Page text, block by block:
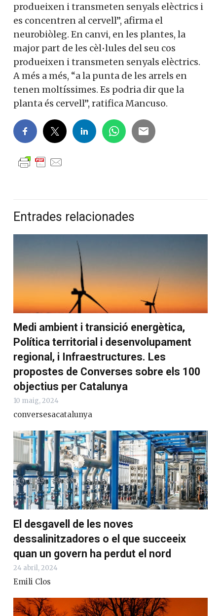
produeixen i transmeten senyals elèctrics i
es concentren al cervell”, afirma el
neurobiòleg. En canvi, en les plantes, la
major part de les cèl•lules del seu cos
produeixen i transmeten senyals elèctrics.
A més a més, “a la punta de les arrels en
tenen moltíssimes. Es podria dir que la
planta és cervell”, ratifica Mancuso.
Entrades relacionades
Medi ambient i transició energètica,
Política territorial i desenvolupament
regional, i Infraestructures. Les
propostes de Converses sobre els 100
objectius per Catalunya
10 maig, 2024
conversesacatalunya
El desgavell de les noves
dessalinitzadores o el que succeeix
quan un govern ha perdut el nord
24 abril, 2024
Emili Clos